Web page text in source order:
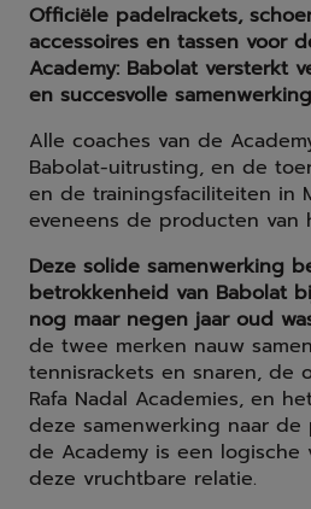
Officiële padelrackets,
accessoires en tassen voor
Academy: Babolat versterkt
en succesvolle
Alle coaches van de
Babolat-uitrusting, en de
en de trainingsfaciliteiten in
eveneens de producten van
Deze solide samenwerking
betrokkenheid van Babolat
nog maar negen jaar oud
de twee merken nauw samen
tennisrackets en snaren, de
Rafa Nadal Academies, en
deze samenwerking naar
de Academy is een logische
deze vruchtbare relatie.